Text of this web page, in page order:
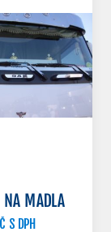
NA MADLA
S DPH